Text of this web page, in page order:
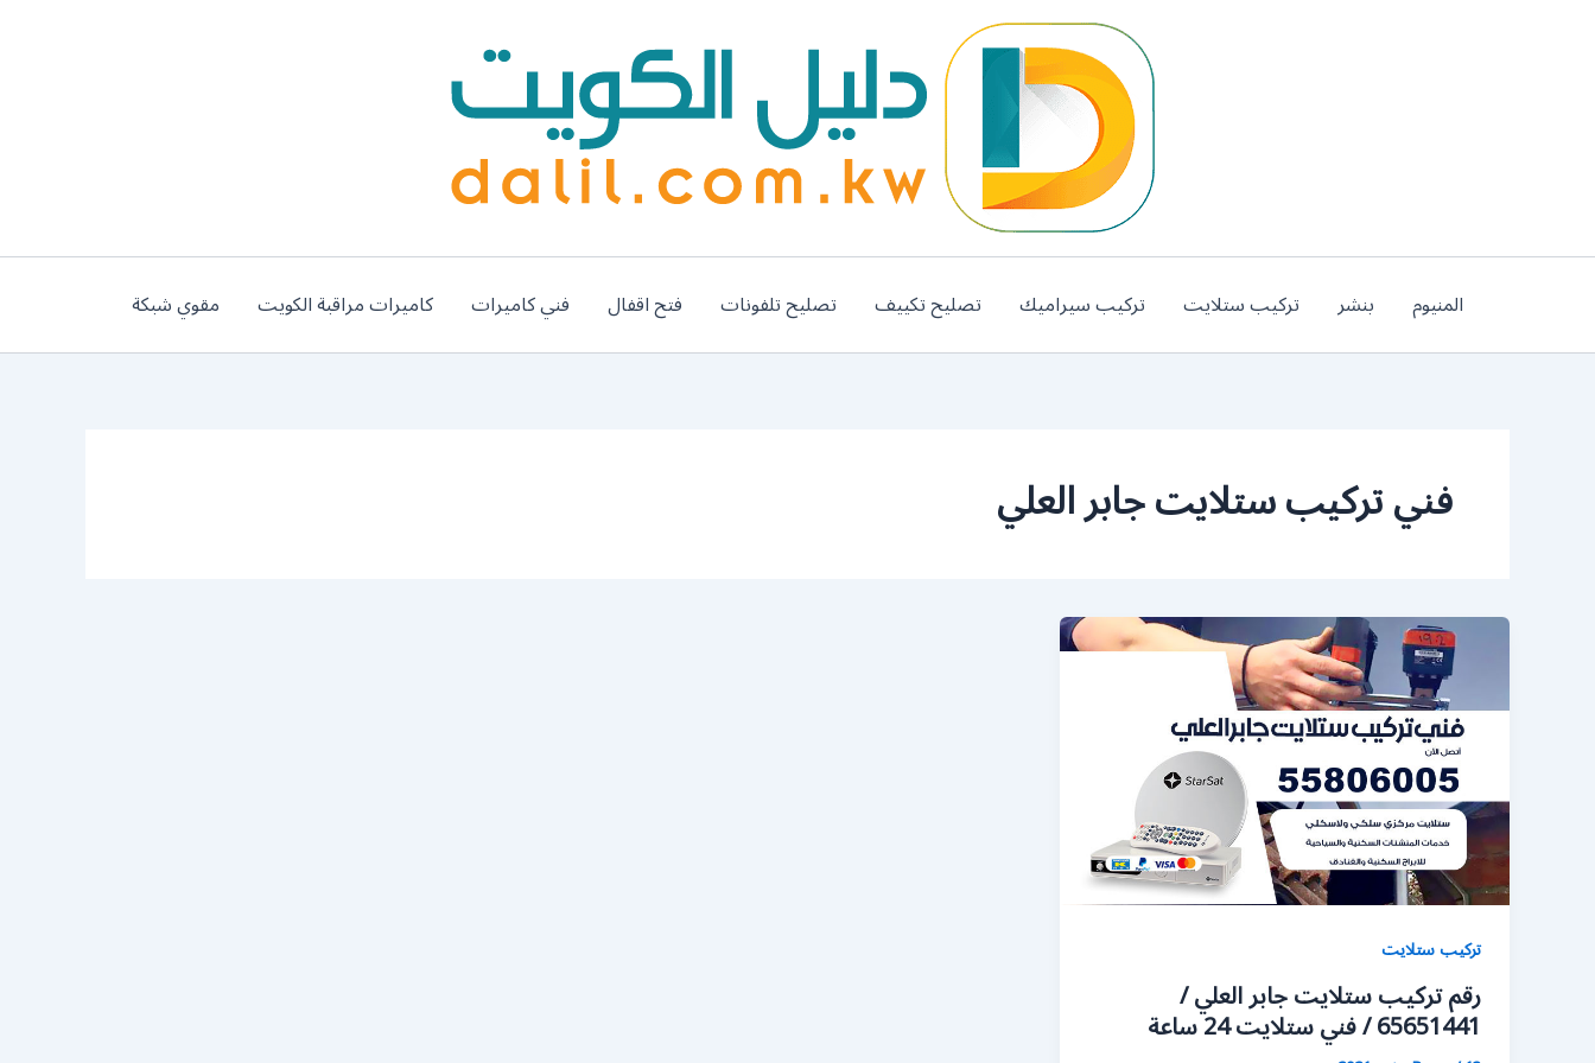
المنيوم بنشر تركيب ستلايت تركيب سيراميك تصليح تكييف تصليح تلفونات فتح اقفال فني كاميرات كاميرات مراقبة الكويت مقوي شبكة
فني تركيب ستلايت جابر العلي
تركيب ستلايت
رقم تركيب ستلايت جابر العلي /
65651441 / فني ستلايت 24 ساعة